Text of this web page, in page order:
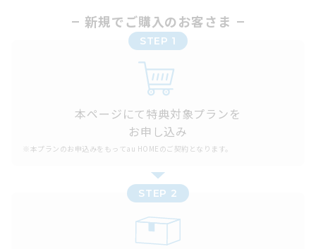
新規でご購入のお客さま
STEP 1
本ページにて特典対象プランを
お申し込み
※ 本プランのお申込みをもってau HOMEのご契約となります。
STEP 2